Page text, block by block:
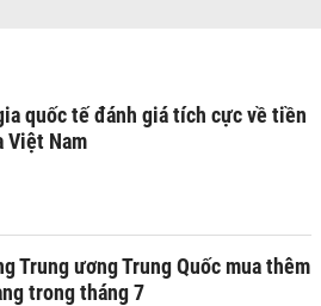
quốc tế đánh giá tích cực về tiền
Việt Nam
Trung ương Trung Quốc mua thêm
trong tháng 7